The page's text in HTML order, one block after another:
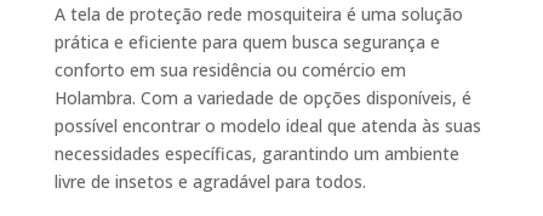
A tela de proteção rede mosquiteira é uma solução
prática e eficiente para quem busca segurança e
conforto em sua residência ou comércio em
Holambra. Com a variedade de opções disponíveis, é
possível encontrar o modelo ideal que atenda às suas
necessidades específicas, garantindo um ambiente
livre de insetos e agradável para todos.